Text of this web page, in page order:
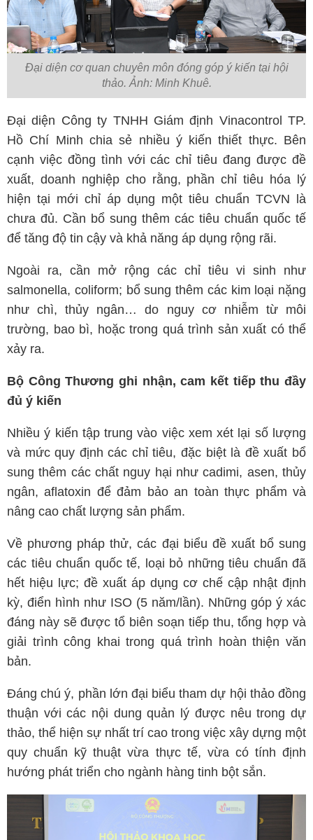
Đại diện cơ quan chuyên môn đóng góp ý kiến tại hội
thảo. Ảnh: Minh Khuê.
Đại diện Công ty TNHH Giám định Vinacontrol TP.
Hồ Chí Minh chia sẻ nhiều ý kiến thiết thực. Bên
cạnh việc đồng tình với các chỉ tiêu đang được đề
xuất, doanh nghiệp cho rằng, phần chỉ tiêu hóa lý
hiện tại mới chỉ áp dụng một tiêu chuẩn TCVN là
chưa đủ. Cần bổ sung thêm các tiêu chuẩn quốc tế
để tăng độ tin cậy và khả năng áp dụng rộng rãi.
Ngoài ra, cần mở rộng các chỉ tiêu vi sinh như
salmonella, coliform; bổ sung thêm các kim loại nặng
như chì, thủy ngân… do nguy cơ nhiễm từ môi
trường, bao bì, hoặc trong quá trình sản xuất có thể
xảy ra.
Bộ Công Thương ghi nhận, cam kết tiếp thu đầy
đủ ý kiến
Nhiều ý kiến tập trung vào việc xem xét lại số lượng
và mức quy định các chỉ tiêu, đặc biệt là đề xuất bổ
sung thêm các chất nguy hại như cadimi, asen, thủy
ngân, aflatoxin để đảm bảo an toàn thực phẩm và
nâng cao chất lượng sản phẩm.
Về phương pháp thử, các đại biểu đề xuất bổ sung
các tiêu chuẩn quốc tế, loại bỏ những tiêu chuẩn đã
hết hiệu lực; đề xuất áp dụng cơ chế cập nhật định
kỳ, điển hình như ISO (5 năm/lần). Những góp ý xác
đáng này sẽ được tổ biên soạn tiếp thu, tổng hợp và
giải trình công khai trong quá trình hoàn thiện văn
bản.
Đáng chú ý, phần lớn đại biểu tham dự hội thảo đồng
thuận với các nội dung quản lý được nêu trong dự
thảo, thể hiện sự nhất trí cao trong việc xây dựng một
quy chuẩn kỹ thuật vừa thực tế, vừa có tính định
hướng phát triển cho ngành hàng tinh bột sắn.